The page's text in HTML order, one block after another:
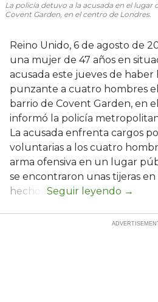
La policía detuvo a la acusada en el lugar
Covent Garden, en el centro de Londres.
Reino Unido, 6 de agosto de
una mujer de 47 años en
acusada este jueves de
punzante a cuatro hombres
barrio de Covent Garden, en
informó la policía
La acusada enfrenta cargos
voluntarias a los cuatro
arma ofensiva en un lugar
se encontraron unas tijeras
hechos.